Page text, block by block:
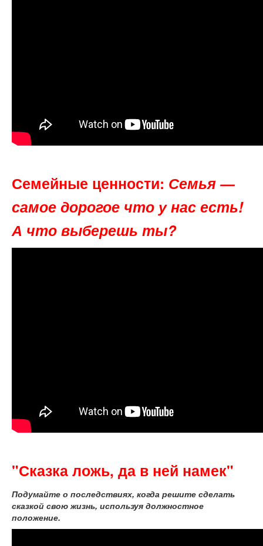
Семейные ценности: Семья —
самое дорогое что у нас есть!
А что выберешь ты?
"Сказка ложь, да в ней намек"
Подумайте о последствиях, когда решите сделать
сказкой свою жизнь, используя должностное
положение.